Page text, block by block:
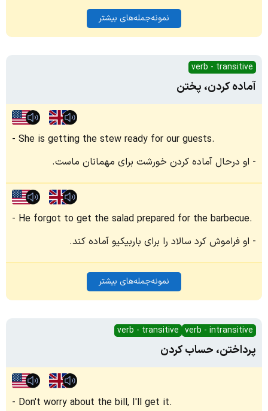
نمونه‌جمله‌های بیشتر
verb - transitive
آماده کردن، پختن
She is getting the stew ready for our guests.
او درحال آماده کردن خورشت برای مهمانان ماست.
He forgot to get the salad prepared for the barbecue.
او فراموش کرد سالاد را برای باربیکیو آماده کند.
نمونه‌جمله‌های بیشتر
verb - intransitive
verb - transitive
پرداختن، حساب کردن
Don't worry about the bill, I'll get it.